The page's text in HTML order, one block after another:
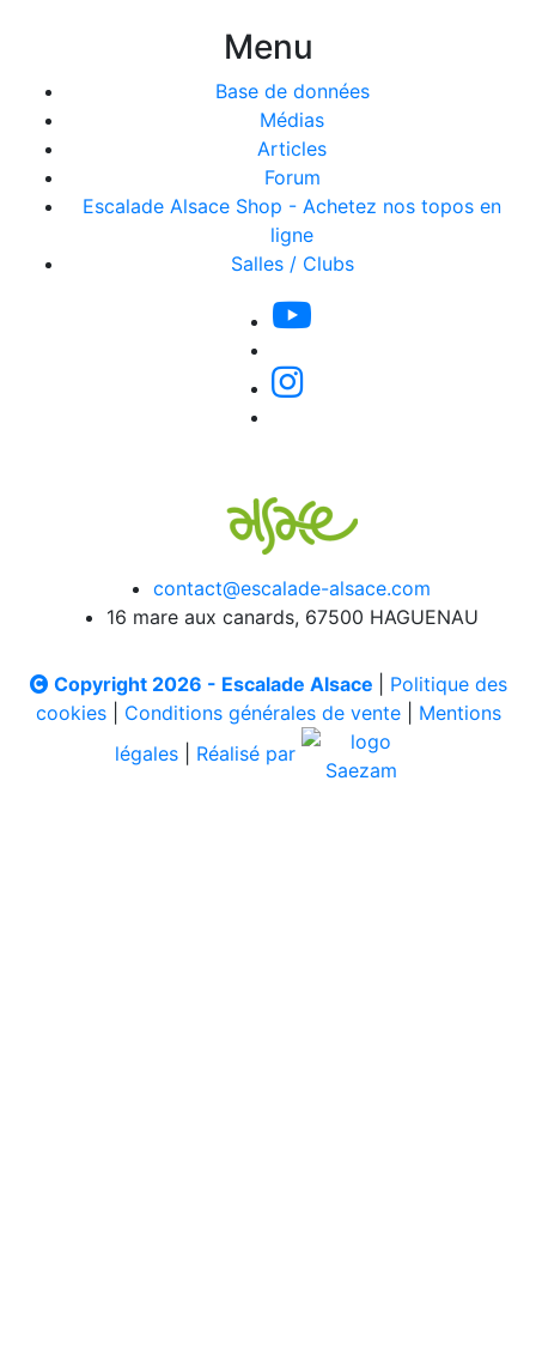
Menu
Base de données
Médias
Articles
Forum
Escalade Alsace Shop - Achetez nos topos en
ligne
Salles / Clubs
contact@escalade-alsace.com
16 mare aux canards, 67500 HAGUENAU
Copyright 2026 - Escalade Alsace
Politique des
cookies| Conditions générales de vente| Mentions
légales
Réalisé par